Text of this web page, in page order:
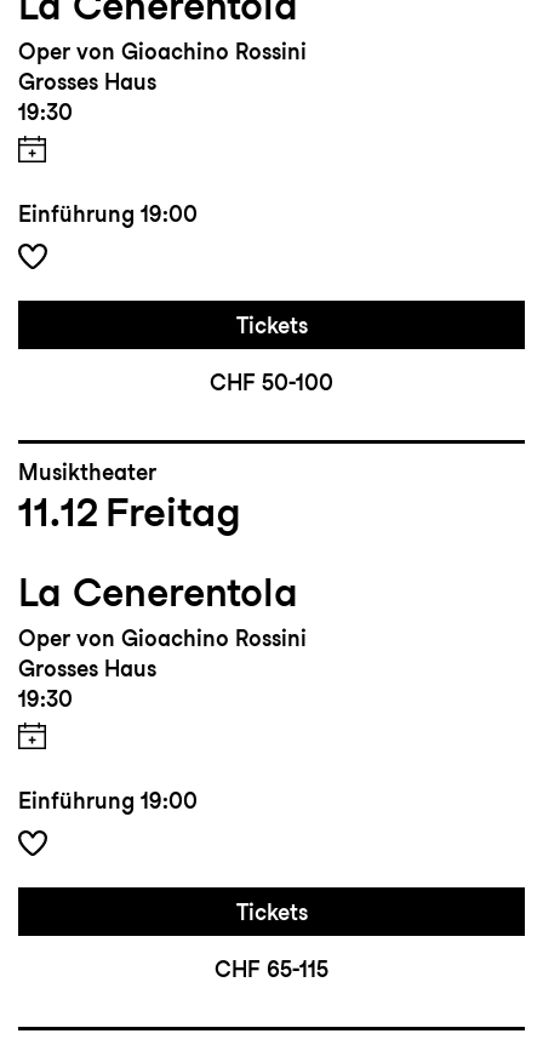
Oper von Gioachino Rossini
Grosses Haus
19:30
Einführung 19:00
Tickets
CHF 50-100
Musiktheater
11.12 Freitag
La Cenerentola
Oper von Gioachino Rossini
Grosses Haus
19:30
Einführung 19:00
Tickets
CHF 65-115